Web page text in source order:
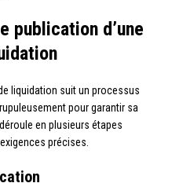
publication d’une
liquidation suit un processus
pour garantir sa
en plusieurs étapes
précises.